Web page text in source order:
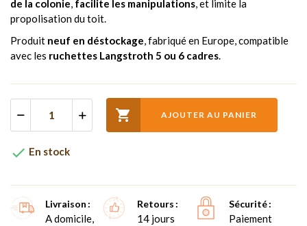
de la colonie, facilite les manipulations, et limite la
propolisation du toit.
Produit neuf en déstockage, fabriqué en Europe, compatible
avec les ruchettes Langstroth 5 ou 6 cadres.
 AJOUTER AU PANIER
 En stock
Livraison
A domicile,
Retours
14 jours
Sécurité
Paiement